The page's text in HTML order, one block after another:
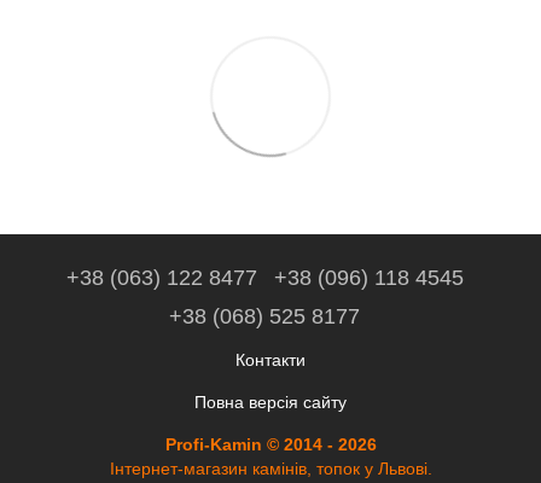
+38 (063) 122 8477
+38 (096) 118 4545
+38 (068) 525 8177
Контакти
Повна версія сайту
Profi-Kamin © 2014 - 2026
Інтернет-магазин камінів, топок у Львові.